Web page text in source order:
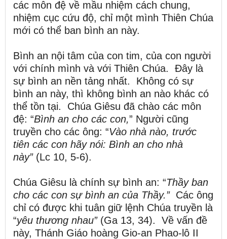
các môn đệ về mầu nhiệm cách chung,
nhiệm cục cứu độ, chỉ một mình Thiên Chúa
mới có thể ban bình an này.
Bình an nội tâm của con tim, của con người
với chính mình và với Thiên Chúa. Đây là
sự bình an nền tảng nhất. Không có sự
bình an này, thì không bình an nào khác có
thể tồn tại. Chúa Giêsu đã chào các môn
đệ: “Bình an cho các con,” Người cũng
truyền cho các ông: “Vào nhà nào, trước
tiên các con hãy nói: Bình an cho nhà
này” (Lc 10, 5-6).
Chúa Giêsu là chính sự bình an: “Thầy ban
cho các con sự bình an của Thầy.” Các ông
chỉ có được khi tuân giữ lệnh Chúa truyền là
“yêu thương nhau” (Ga 13, 34). Về vấn đề
này, Thánh Giáo hoàng Gio-an Phao-lô II